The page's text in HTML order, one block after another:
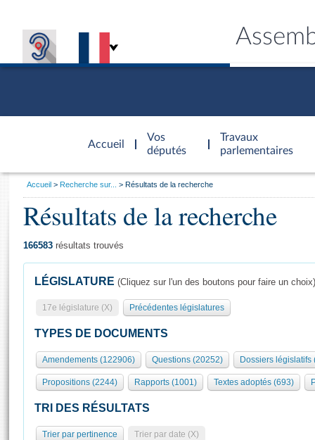
Accueil
d'accueil
Vos
députés
Travaux
parlementaires
Présidence
577 députés
Groupes politiques
Séance publique
Commissions et autres organes
Europe et International
Pétitions
Général
Rôle et pouvoirs de l'Assemblée
Organisation de l'Assemblée
Présidence Conférence des Présidents Bureau Collège des
Visiter l'Assemblée
Visite virtuelle du palais Bourbon
Assister à une séance
Vous
Accueil Recherche sur... Résultats de la recherche
Résultats de la recherche
166583 résultats trouvés
LÉGISLATURE (Cliquez sur l'un des boutons pour faire un choix)
17e législature (X) Précédentes législatures
TYPES DE DOCUMENTS
Amendements (122906) Questions (20252) Dossiers législatifs
Propositions (2244) Rapports (1001) Textes adoptés (693)
TRI DES RÉSULTATS
Trier par pertinence Trier par date (X)